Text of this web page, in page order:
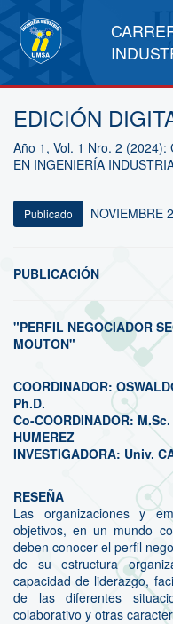
EDICIÓN
Año 1, Vol. 1 Nro. 2 (2024):
EN INGENIERÍA
Publicado NOVIEMBRE
PUBLICACIÓN
"PERFIL NEGOCIADOR
MOUTON"
COORDINADOR:
Ph.D.
Co-COORDINADOR:
HUMEREZ
INVESTIGADORA: Univ.
RESEÑA
Las organizaciones y
objetivos, en un mundo
deben conocer el perfil
de su estructura
capacidad de liderazgo,
de las diferentes
colaborativo y otras